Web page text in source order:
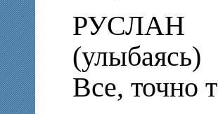
РУСЛАН
(улыбаясь)
Все, точно